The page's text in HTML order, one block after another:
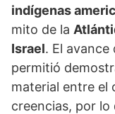
indígenas
mito de la
Israel. El
permitió
material entre el
creencias, por lo